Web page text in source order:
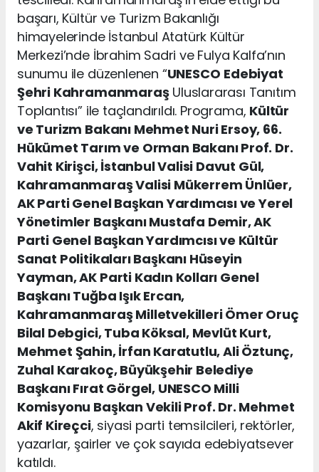
başarı, Kültür ve Turizm Bakanlığı
himayelerinde İstanbul Atatürk Kültür
Merkezi’nde İbrahim Sadri ve Fulya Kalfa’nın
sunumu ile düzenlenen “UNESCO Edebiyat
Şehri KahramanmaraşUluslararası Tanıtım
Toplantısı” ile taçlandırıldı. Programa, Kültür
ve Turizm Bakanı Mehmet Nuri Ersoy, 66.
Hükümet Tarım ve Orman Bakanı Prof. Dr.
Vahit Kirişci, İstanbul Valisi Davut Gül,
Kahramanmaraş Valisi Mükerrem Ünlüer,
AK Parti Genel Başkan Yardımcısı ve Yerel
Yönetimler Başkanı Mustafa Demir, AK
Parti Genel Başkan Yardımcısı ve Kültür
Sanat Politikaları Başkanı Hüseyin
Yayman, AK Parti Kadın Kolları Genel
Başkanı Tuğba Işık Ercan,
Kahramanmaraş Milletvekilleri Ömer Oruç
Bilal Debgici, Tuba Köksal, Mevlüt Kurt,
Mehmet Şahin, İrfan Karatutlu, Ali Öztunç,
Zuhal Karakoç, Büyükşehir Belediye
Başkanı Fırat Görgel, UNESCO Milli
Komisyonu Başkan Vekili Prof. Dr. Mehmet
Akif Kireçci, siyasi parti temsilcileri, rektörler,
yazarlar, şairler ve çok sayıda edebiyatsever
katıldı.